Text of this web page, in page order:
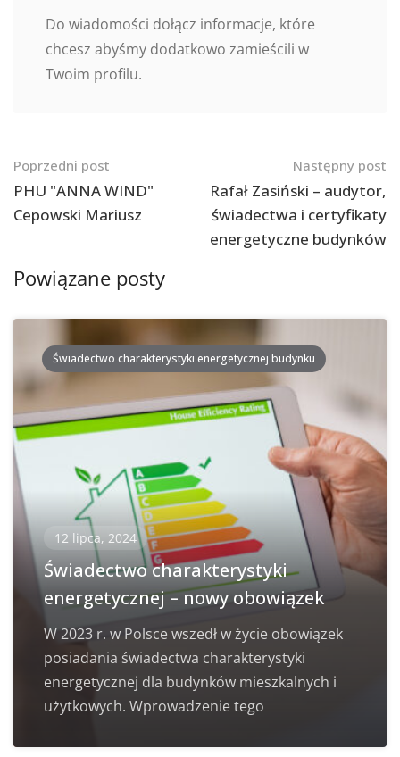
Do wiadomości dołącz informacje, które
chcesz abyśmy dodatkowo zamieścili w
Twoim profilu.
Nawigacja
po
postach
Poprzedni post
PHU "ANNA WIND"
Cepowski Mariusz
Następny post
Rafał Zasiński – audytor,
świadectwa i certyfikaty
energetyczne budynków
Powiązane posty
Świadectwo charakterystyki energetycznej budynku
12 lipca, 2024
Świadectwo charakterystyki
energetycznej – nowy obowiązek
W 2023 r. w Polsce wszedł w życie obowiązek
posiadania świadectwa charakterystyki
energetycznej dla budynków mieszkalnych i
użytkowych. Wprowadzenie tego